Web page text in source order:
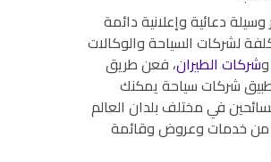
وسيلة دعائية وإعلانية دائمة
لشركات السياحة والوكالات
شركات الطيران، فعن طريق
شركات سياحة يمكنك
في مختلف بلدان العالم
من خدمات وعروض وقائمة